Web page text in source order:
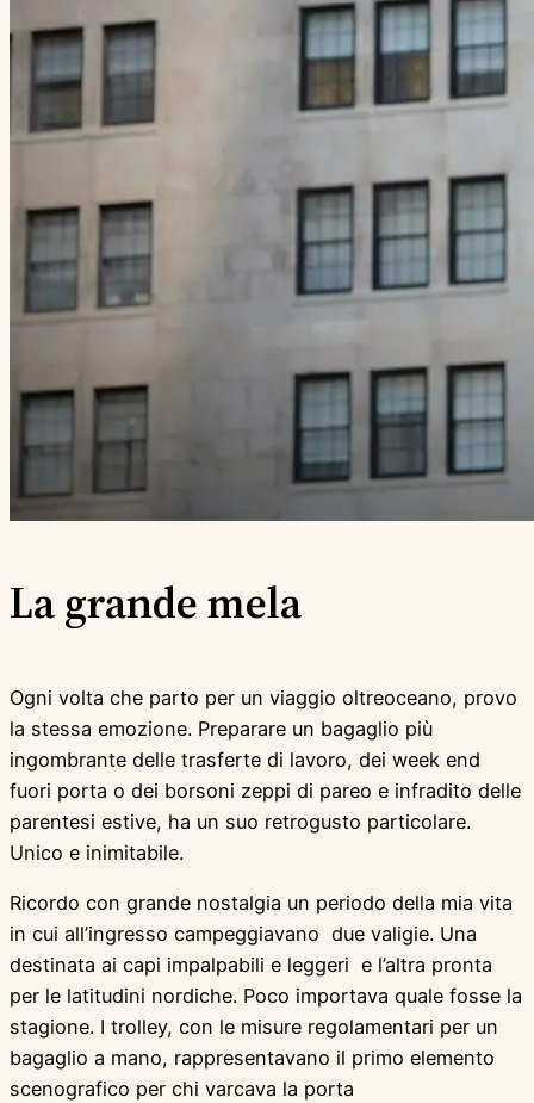
La grande mela
Ogni volta che parto per un viaggio oltreoceano, provo
la stessa emozione. Preparare un bagaglio più
ingombrante delle trasferte di lavoro, dei week end
fuori porta o dei borsoni zeppi di pareo e infradito delle
parentesi estive, ha un suo retrogusto particolare.
Unico e inimitabile.
Ricordo con grande nostalgia un periodo della mia vita
in cui all’ingresso campeggiavano due valigie. Una
destinata ai capi impalpabili e leggeri e l’altra pronta
per le latitudini nordiche. Poco importava quale fosse la
stagione. I trolley, con le misure regolamentari per un
bagaglio a mano, rappresentavano il primo elemento
scenografico per chi varcava la porta